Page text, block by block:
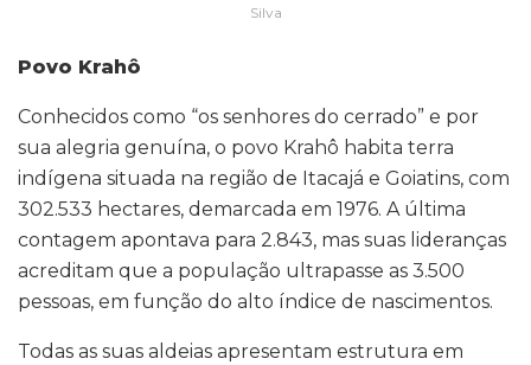
Silva
Povo Krahô
Conhecidos como “os senhores do cerrado” e por
sua alegria genuína, o povo Krahô habita terra
indígena situada na região de Itacajá e Goiatins, com
302.533 hectares, demarcada em 1976. A última
contagem apontava para 2.843, mas suas lideranças
acreditam que a população ultrapasse as 3.500
pessoas, em função do alto índice de nascimentos.
Todas as suas aldeias apresentam estrutura em